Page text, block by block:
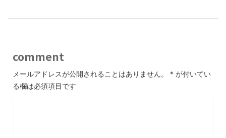
k
comment
メールアドレスが公開されることはありません。 * が付いてい
る欄は必須項目です